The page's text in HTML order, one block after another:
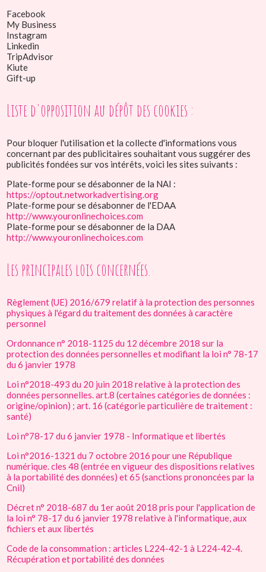
Facebook
My Business
Instagram
Linkedin
TripAdvisor
Kiute
Gift-up
Liste d'opposition au dépôt des cookies :
Pour bloquer l'utilisation et la collecte d'informations vous
concernant par des publicitaires souhaitant vous suggérer des
publicités fondées sur vos intérêts, voici les sites suivants :
Plate-forme pour se désabonner de la NAI :
https://optout.networkadvertising.org
Plate-forme pour se désabonner de l'EDAA
http://www.youronlinechoices.com
Plate-forme pour se désabonner de la DAA
http://www.youronlinechoices.com
Les principales lois concernées.
Règlement (UE) 2016/679 relatif à la protection des personnes
physiques à l'égard du traitement des données à caractère
personnel
Ordonnance n° 2018-1125 du 12 décembre 2018 sur la
protection des données personnelles et modifiant la loi n° 78-17
du 6 janvier 1978
Loi n°2018-493 du 20 juin 2018 relative à la protection des
données personnelles. art.8 (certaines catégories de données :
origine/opinion) ; art. 16 (catégorie particulière de traitement :
santé)
Loi n°78-17 du 6 janvier 1978 - Informatique et libertés
Loi n°2016-1321 du 7 octobre 2016 pour une République
numérique. cles 48 (entrée en vigueur des dispositions relatives
à la portabilité des données) et 65 (sanctions prononcées par la
Cnil)
Décret n° 2018-687 du 1er août 2018 pris pour l'application de
la loi n° 78-17 du 6 janvier 1978 relative à l'informatique, aux
fichiers et aux libertés
Code de la consommation : articles L224-42-1 à L224-42-4.
Récupération et portabilité des données